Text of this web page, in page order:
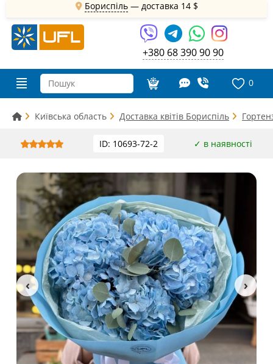
Бориспіль— доставка 14 $
+380 68 390 90 90
0
Київська область Доставка квітів Бориспіль
ID: 10693-72-2 ✓ в наявності